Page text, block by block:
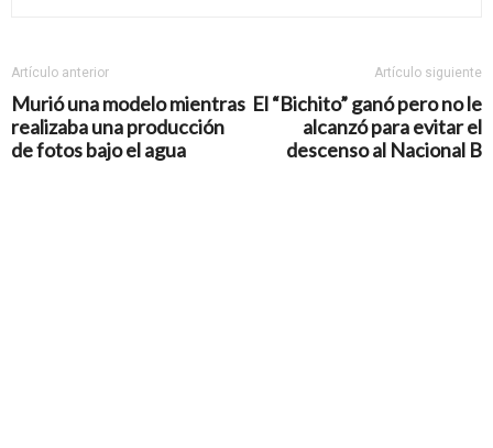
Artículo anterior
Murió una modelo mientras
realizaba una producción
de fotos bajo el agua
Artículo siguiente
El “Bichito” ganó pero no le
alcanzó para evitar el
descenso al Nacional B